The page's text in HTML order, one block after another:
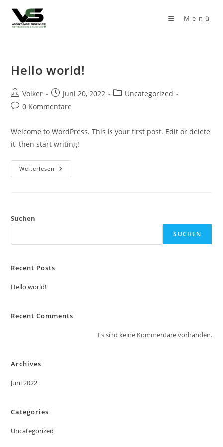
Inhalt
springen
Menü
Hello world!
Beitrags-
Autor:
Volker
Beitrag
veröffentlicht:
Juni 20, 2022
Beitrags-
Uncategorized
Beitrags-
0 Kommentare
Welcome to WordPress. This is your first post. Edit or delete
it, then start writing!
Weiterlesen Hello
World!
Suchen
SUCHEN
Recent Posts
Hello world!
Recent Comments
Es sind keine Kommentare vorhanden.
Archives
Juni 2022
Categories
Uncategorized